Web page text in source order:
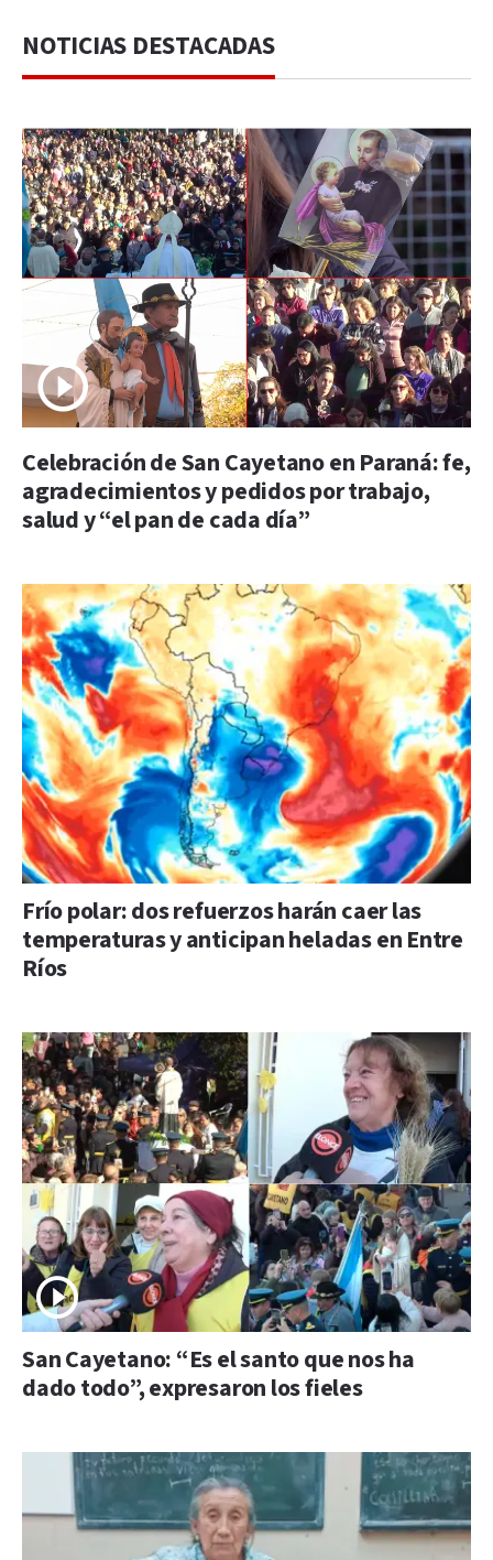
NOTICIAS DESTACADAS
Celebración de San Cayetano en Paraná: fe,
agradecimientos y pedidos por trabajo,
salud y “el pan de cada día”
Frío polar: dos refuerzos harán caer las
temperaturas y anticipan heladas en Entre
Ríos
San Cayetano: “Es el santo que nos ha
dado todo”, expresaron los fieles